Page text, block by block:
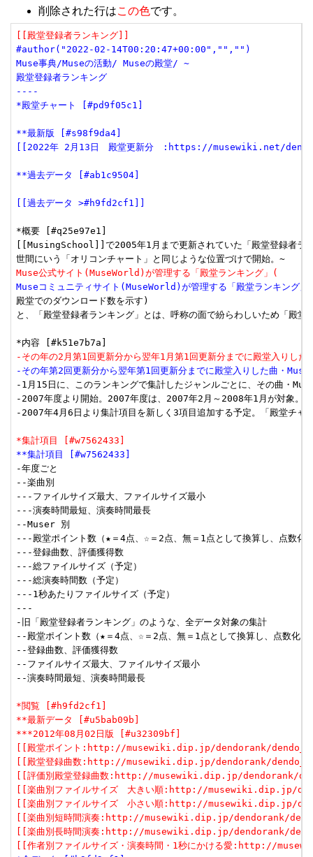
削除された行はこの色です。
[[殿堂登録者ランキング]]
#author("2022-02-14T00:20:47+00:00","","")
Muse事典/Museの活動/ Museの殿堂/ ~
殿堂登録者ランキング
----
*殿堂チャート [#pd9f05c1]
**最新版 [#s98f9da4]
[[2022年 2月13日　殿堂更新分　:https://musewiki.net/
**過去データ [#ab1c9504]
[[過去データ >#h9fd2cf1]]
*概要 [#q25e97e1]
[[MusingSchool]]で2005年1月まで更新されていた「殿堂登録者ラ
世間にいう「オリコンチャート」と同じような位置づけで開始。~
Muse公式サイト(MuseWorld)が管理する「殿堂ランキング」(
Museコミュニティサイト(MuseWorld)が管理する「殿堂ランキング」
殿堂でのダウンロード数を示す)
と、「殿堂登録者ランキング」とは、呼称の面で紛らわしいため「殿堂
-その年の2月第1回更新分から翌年1月第1回更新分までに殿堂入りし
-その年第2回更新分から翌年第1回更新分までに殿堂入りした曲・
-1月15日に、このランキングで集計したジャンルごとに、その曲・
-2007年度より開始。2007年度は、2007年2月～2008年1月が対象。
-2007年4月6日より集計項目を新しく3項目追加する予定。「殿堂チャ
*集計項目 [#w7562433]
**集計項目 [#w7562433]
-年度ごと
--楽曲別
---ファイルサイズ最大、ファイルサイズ最小
---演奏時間最短、演奏時間最長
--Muser 別
---殿堂ポイント数（★＝4点、☆＝2点、無＝1点として換算し、点数化
---登録曲数、評価獲得数
---総ファイルサイズ（予定）
---総演奏時間数（予定）
---1秒あたりファイルサイズ（予定）
---
-旧「殿堂登録者ランキング」のような、全データ対象の集計
--殿堂ポイント数（★＝4点、☆＝2点、無＝1点として換算し、点数化し
--登録曲数、評価獲得数
--ファイルサイズ最大、ファイルサイズ最小
--演奏時間最短、演奏時間最長
*閲覧 [#h9fd2cf1]
**最新データ [#u5bab09b]
***2012年08月02日版 [#u32309bf]
[[殿堂ポイント:http://musewiki.dip.jp/dendorank/
[[殿堂登録曲数:http://musewiki.dip.jp/dendorank/
[[評価別殿堂登録曲数:http://musewiki.dip.jp/dendorank/
[[楽曲別ファイルサイズ　大きい順:http://musewiki.dip.jp/
[[楽曲別ファイルサイズ　小さい順:http://musewiki.dip.jp/
[[楽曲別短時間演奏:http://musewiki.dip.jp/dendorank/
[[楽曲別長時間演奏:http://musewiki.dip.jp/dendorank/
[[作者別ファイルサイズ・演奏時間・1秒にかける愛:http://